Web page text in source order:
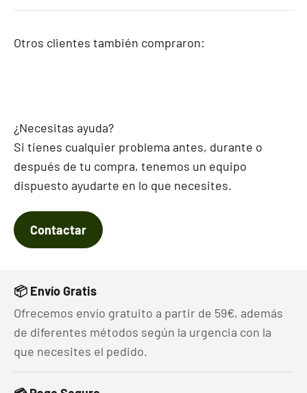
Otros clientes también compraron:
¿Necesitas ayuda?
Si tienes cualquier problema antes, durante o
después de tu compra, tenemos un equipo
dispuesto ayudarte en lo que necesites.
Contactar
📦 Envío Gratis
Ofrecemos envío gratuito a partir de 59€, además
de diferentes métodos según la urgencia con la
que necesites el pedido.